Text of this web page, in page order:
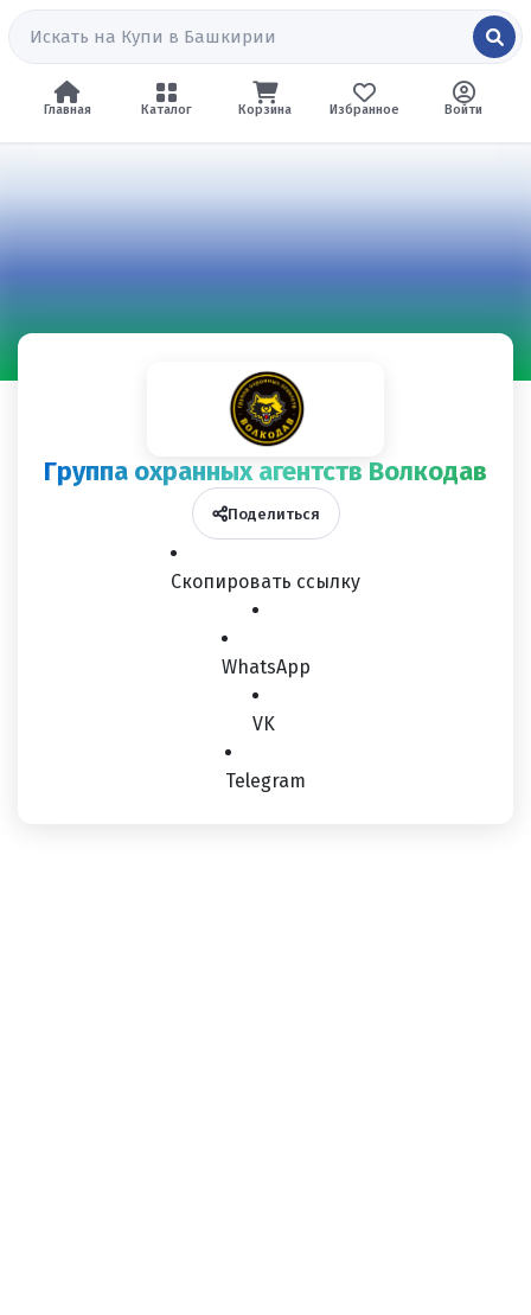
Главная Каталог Войти
Избранное
Корзина
Группа охранных агентств Волкодав
Поделиться
Скопировать ссылку
WhatsApp
VK
Telegram